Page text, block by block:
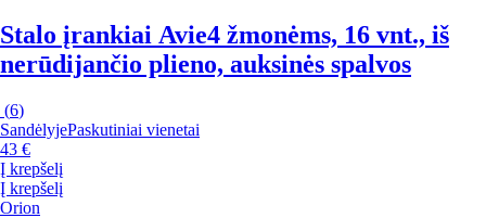
Stalo įrankiai Avie4 žmonėms, 16 vnt., iš
nerūdijančio plieno, auksinės spalvos
(6)
SandėlyjePaskutiniai vienetai
43 €
Į krepšelį
Į krepšelį
Orion